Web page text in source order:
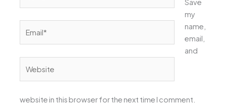
Save
my
name,
email,
and
website in this browser for the next time I comment.